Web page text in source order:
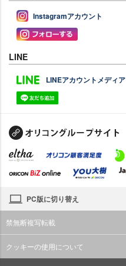
Instagramアカウント
LINE
LINEアカウントメディア
PC版に切り替え
禁無断複写転載
クッキーの使用について